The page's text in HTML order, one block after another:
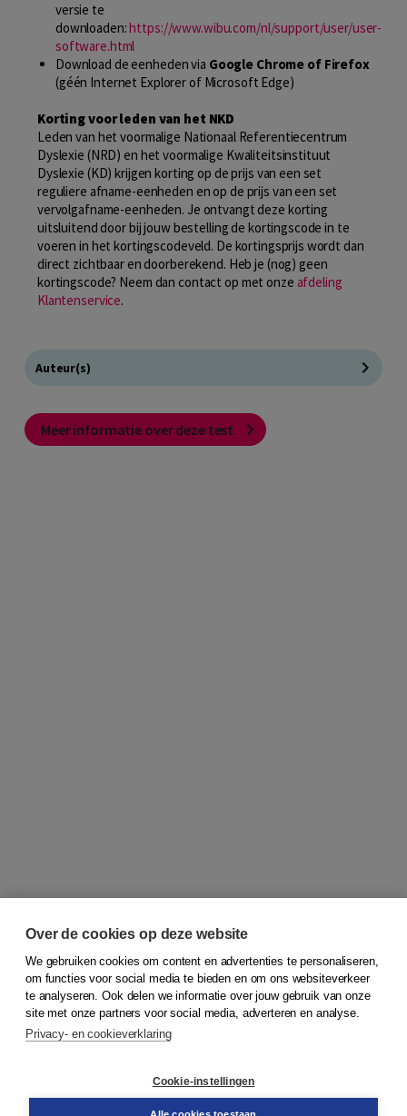
versie te
downloaden:https://www.wibu.com/nl/support/user/user-
software.html
Download de eenheden via Google Chrome of Firefox
(géén Internet Explorer of Microsoft Edge)
Korting voor leden van het NKD
Leden van het voormalige Nationaal Referentiecentrum
Dyslexie (NRD) en het voormalige Kwaliteitsinstituut
Dyslexie (KD) krijgen korting op de prijs van een set
reguliere afname-eenheden en op de prijs van een set
vervolgafname-eenheden. Je ontvangt deze korting
uitsluitend door bij jouw bestelling de kortingscode in te
voeren in het kortingscodeveld. De kortingsprijs wordt dan
direct zichtbaar en doorberekend. Heb je (nog) geen
kortingscode? Neem dan contact op met onze afdeling
Klantenservice.
Auteur(s)
Meer informatie over deze test
© 2026Koninklijke Boom uitgevers
Bestellen
Over de cookies op deze website
We gebruiken cookies om content en advertenties te personaliseren,
om functies voor social media te bieden en om ons websiteverkeer
te analyseren. Ook delen we informatie over jouw gebruik van onze
site met onze partners voor social media, adverteren en analyse.
Privacy- en cookieverklaring
Cookie-instellingen